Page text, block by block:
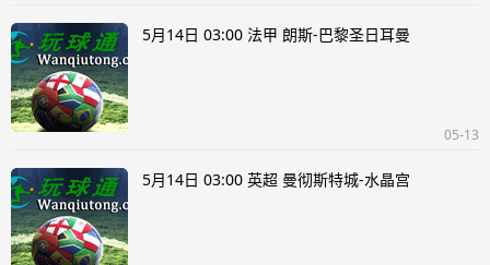
5月14日 03:00 法甲 朗斯-巴黎圣日耳曼
05-13
5月14日 03:00 英超 曼彻斯特城-水晶宫